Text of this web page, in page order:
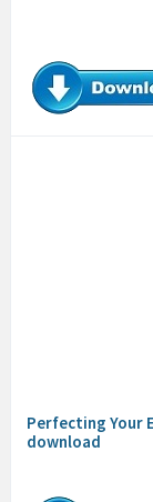
Perfecting Your
download